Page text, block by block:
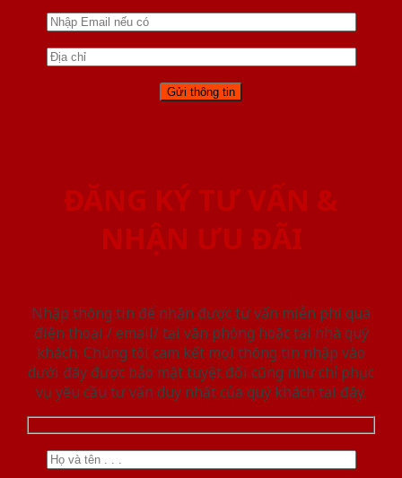
ĐĂNG KÝ TƯ VẤN &
NHẬN ƯU ĐÃI
Nhập thông tin để nhận được tư vấn miễn phí qua
điện thoại / email/ tại văn phòng hoặc tại nhà quý
khách. Chúng tôi cam kết mọi thông tin nhập vào
dưới đây được bảo mật tuyệt đối cũng như chỉ phục
vụ yêu cầu tư vấn duy nhất của quý khách tại đây.